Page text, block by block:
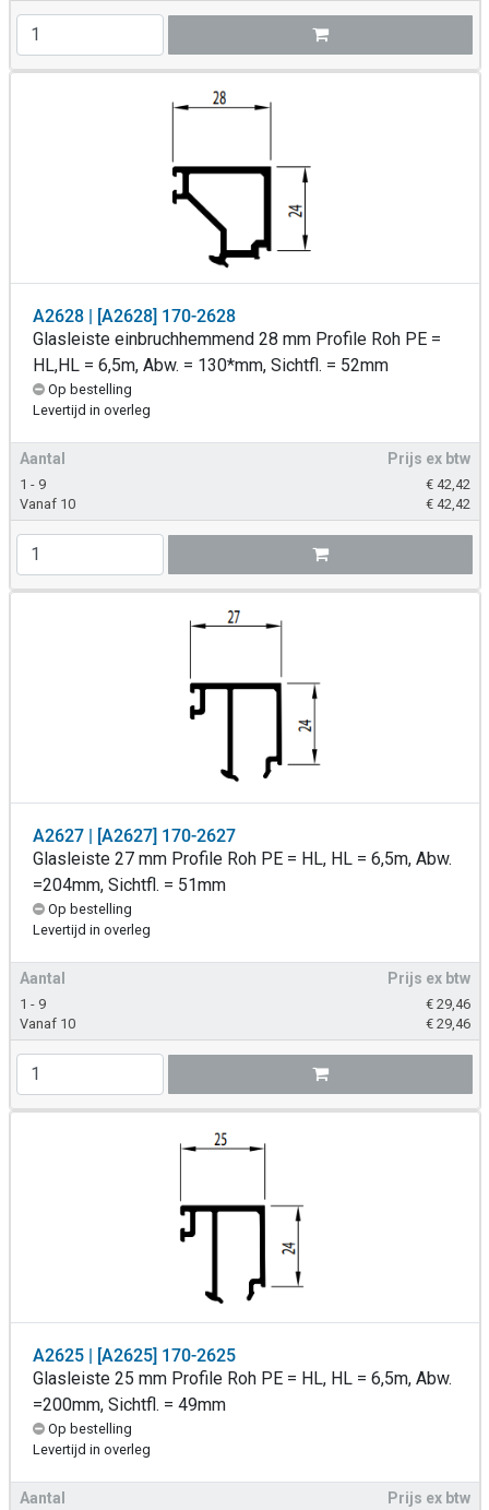
A2628 | [A2628] 170-2628
Glasleiste einbruchhemmend 28 mm Profile Roh PE =
HL,HL = 6,5m, Abw. = 130*mm, Sichtfl. = 52mm
Op bestelling
Levertijd in overleg
Aantal Prijs ex btw
1 - 9 € 42,42
Vanaf 10
€ 42,42
A2627 | [A2627] 170-2627
Glasleiste 27 mm Profile Roh PE = HL, HL = 6,5m, Abw.
=204mm, Sichtfl. = 51mm
Op bestelling
Levertijd in overleg
Aantal Prijs ex btw
1 - 9 € 29,46
Vanaf 10
€ 29,46
A2625 | [A2625] 170-2625
Glasleiste 25 mm Profile Roh PE = HL, HL = 6,5m, Abw.
=200mm, Sichtfl. = 49mm
Op bestelling
Levertijd in overleg
Aantal Prijs ex btw